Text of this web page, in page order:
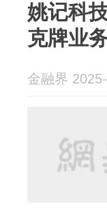
姚记科
克牌业
金融界